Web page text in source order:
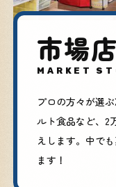
市場店
MARKET
プロの方々が選
ルト食品など、2
えします。中で
ます！